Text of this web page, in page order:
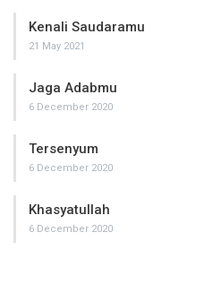
Kenali Saudaramu
21 May 2021
Jaga Adabmu
6 December 2020
Tersenyum
6 December 2020
Khasyatullah
6 December 2020